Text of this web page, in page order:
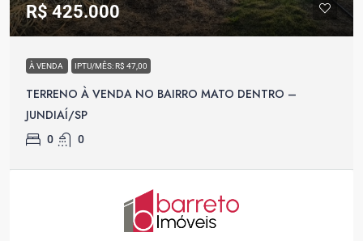
R$ 425.000
À VENDA IPTU/MÊS: R$ 47,00
TERRENO À VENDA NO BAIRRO MATO DENTRO –
JUNDIAÍ/SP
0 0